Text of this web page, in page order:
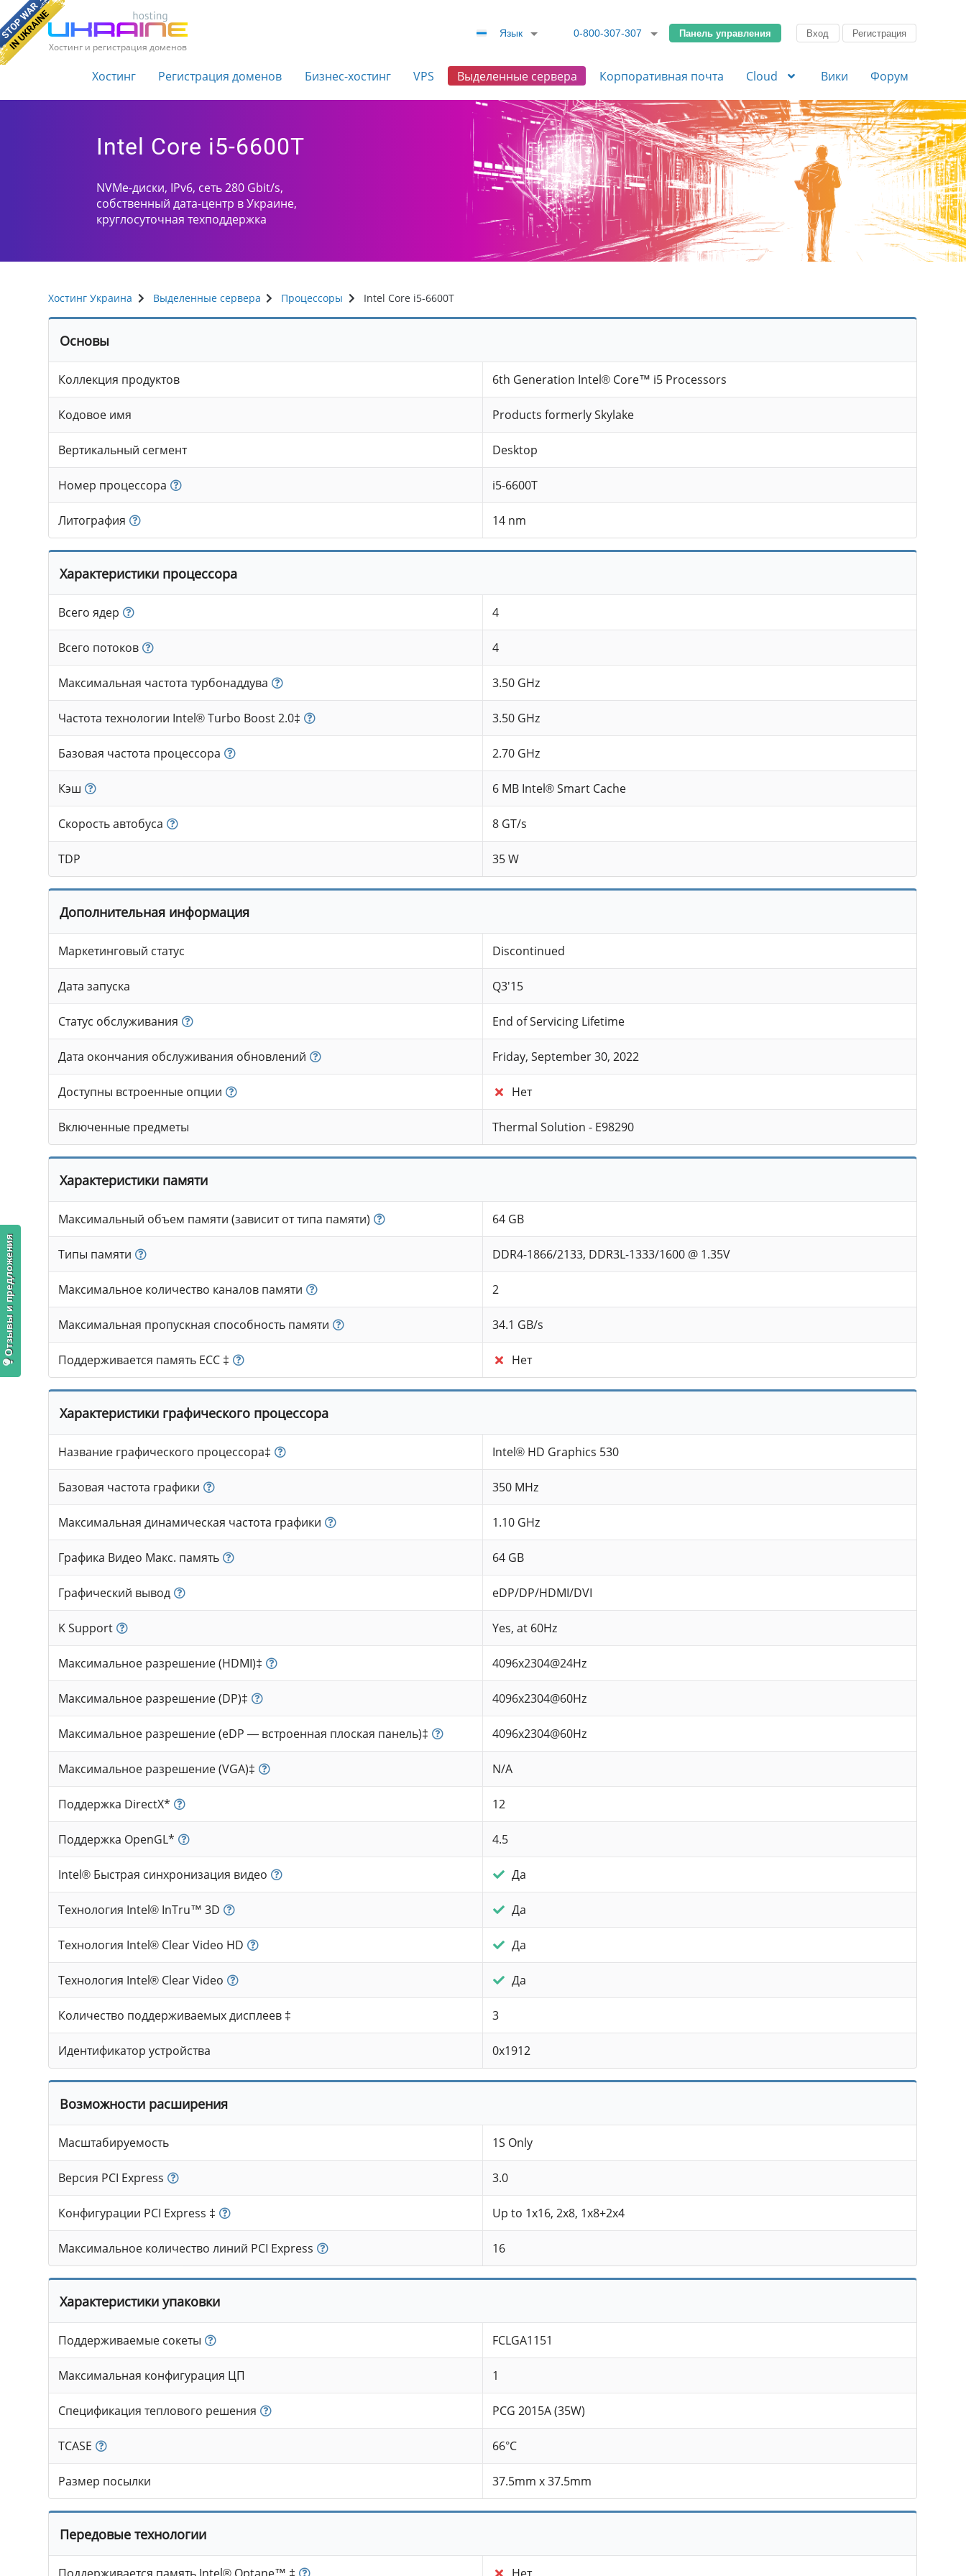
Хостинг и регистрация доменов
Язык 0-800-307-307 Панель управления Вход Регистрация
Хостинг Регистрация доменов Бизнес-хостинг VPS Выделенные сервера Корпоративная почта Cloud Вики Форум
Intel Core i5-6600T
NVMe-диски, IPv6, сеть 280 Gbit/s,
собственный дата-центр в Украине,
круглосуточная техподдержка
Хостинг Украина Выделенные сервера Процессоры Intel Core i5-6600T
Основы
Коллекция продуктов 6th Generation Intel® Core™ i5 Processors
Кодовое имя Products formerly Skylake
Вертикальный сегмент Desktop
Номер процессора i5-6600T
Литография 14 nm
Характеристики процессора
Всего ядер 4
Всего потоков 4
Максимальная частота турбонаддува 3.50 GHz
Частота технологии Intel® Turbo Boost 2.0‡ 3.50 GHz
Базовая частота процессора 2.70 GHz
Кэш 6 MB Intel® Smart Cache
Скорость автобуса 8 GT/s
TDP 35 W
Дополнительная информация
Маркетинговый статус Discontinued
Дата запуска Q3'15
Статус обслуживания End of Servicing Lifetime
Дата окончания обслуживания обновлений Friday, September 30, 2022
Доступны встроенные опции Нет
Включенные предметы Thermal Solution - E98290
Характеристики памяти
Максимальный объем памяти (зависит от типа памяти) 64 GB
Типы памяти DDR4-1866/2133, DDR3L-1333/1600 @ 1.35V
Максимальное количество каналов памяти 2
Максимальная пропускная способность памяти 34.1 GB/s
Поддерживается память ECC ‡ Нет
Характеристики графического процессора
Название графического процессора‡ Intel® HD Graphics 530
Базовая частота графики 350 MHz
Максимальная динамическая частота графики 1.10 GHz
Графика Видео Макс. память 64 GB
Графический вывод eDP/DP/HDMI/DVI
K Support Yes, at 60Hz
Максимальное разрешение (HDMI)‡ 4096x2304@24Hz
Максимальное разрешение (DP)‡ 4096x2304@60Hz
Максимальное разрешение (eDP — встроенная плоская панель)‡ 4096x2304@60Hz
Максимальное разрешение (VGA)‡ N/A
Поддержка DirectX* 12
Поддержка OpenGL* 4.5
Intel® Быстрая синхронизация видео Да
Технология Intel® InTru™ 3D Да
Технология Intel® Clear Video HD Да
Технология Intel® Clear Video Да
Количество поддерживаемых дисплеев ‡ 3
Идентификатор устройства 0x1912
Возможности расширения
Масштабируемость 1S Only
Версия PCI Express 3.0
Конфигурации PCI Express ‡ Up to 1x16, 2x8, 1x8+2x4
Максимальное количество линий PCI Express 16
Характеристики упаковки
Поддерживаемые сокеты FCLGA1151
Максимальная конфигурация ЦП 1
Спецификация теплового решения PCG 2015A (35W)
TCASE 66°C
Размер посылки 37.5mm x 37.5mm
Передовые технологии
Отзывы и предложения